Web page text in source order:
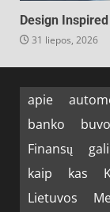
Design
31 liepos, 2026
apie
banko
buvo
Finansų
gali
kaip
kas
Lietuvos